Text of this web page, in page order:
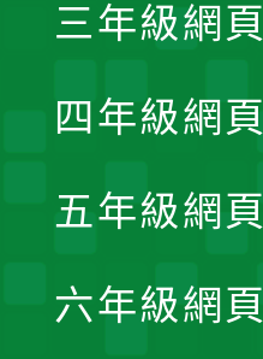
三年級網頁
四年級網頁
五年級網頁
六年級網頁